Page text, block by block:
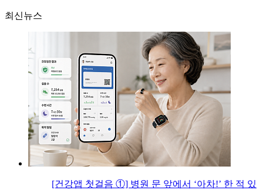
최신뉴스
[건강앱 첫걸음 ①] 병원 문 앞에서 ‘아차!’ 한 적 있